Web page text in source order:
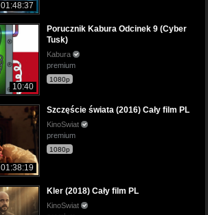
01:48:37
10:40
Porucznik Kabura Odcinek 9 (Cyber
Tusk)
Kabura
premium
1080p
01:38:19
Szczęście świata (2016) Cały film PL
KinoSwiat
premium
1080p
Kler (2018) Cały film PL
KinoSwiat